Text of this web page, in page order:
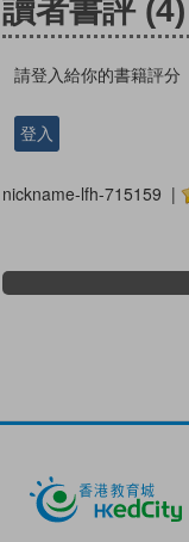
讀者書評 (4)
請登入給你的書籍評分
登入
nickname-lfh-715159 |